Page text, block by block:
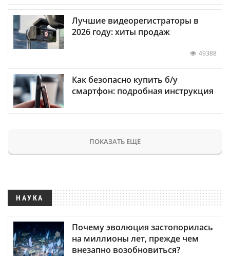
Лучшие видеорегистраторы в
2026 году: хиты продаж
49388
Как безопасно купить б/у
смартфон: подробная инструкция
ПОКАЗАТЬ ЕЩЕ
НАУКА
Почему эволюция застопорилась
на миллионы лет, прежде чем
внезапно возобновиться?